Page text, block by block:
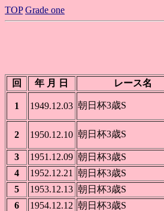
TOP Grade one
回
年 月 日 レース名
1 1949.12.03 朝日杯3歳S
2 1950.12.10 朝日杯3歳S
3 1951.12.09 朝日杯3歳S
4
1952.12.21 朝日杯3歳S
5
1953.12.13 朝日杯3歳S
6
1954.12.12 朝日杯3歳S